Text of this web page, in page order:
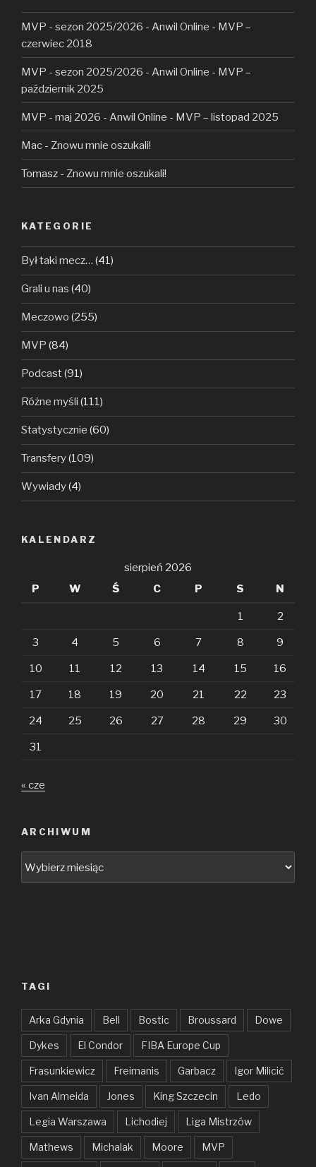
MVP - sezon 2025/2026 - Anwil Online - MVP –
czerwiec 2018
MVP - sezon 2025/2026 - Anwil Online - MVP –
październik 2025
MVP - maj 2026 - Anwil Online - MVP – listopad 2025
Mac - Znowu mnie oszukali!
Tomasz - Znowu mnie oszukali!
KATEGORIE
Był taki mecz… (41)
Grali u nas (40)
Meczowo (255)
MVP (84)
Podcast(91)
Różne myśli (111)
Statystycznie (60)
Transfery(109)
Wywiady(4)
KALENDARZ
sierpień 2026
P
W Ś C P S N
1 2
3 4 5 6 7 8 9
10 11 12 13 14 15 16
17 18 19 20 21 22 23
24 25 26 27 28 29 30
31
« cze
ARCHIWUM
TAGI
Arka Gdynia Bell Bostic Broussard Dowe
Dykes El Condor FIBA Europe Cup
Frasunkiewicz Freimanis Garbacz Igor Milicić
Ivan Almeida Jones King Szczecin Ledo
Legia Warszawa Lichodiej Liga Mistrzów
Mathews Michalak Moore MVP